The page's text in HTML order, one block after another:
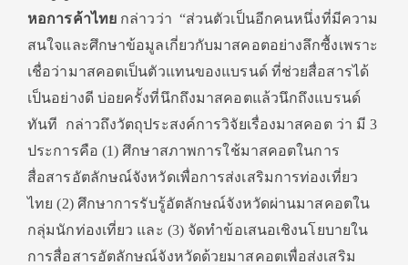
หอการค้าไทย กล่าวว่า “ส่วนตัวเป็นอีกคนหนึ่งที่มีความ
สนใจและศึกษาข้อมูลเกี่ยวกับมาสคอตอย่างลึกซื้งเพราะ
เชื่อว่ามาสคอตเป็นตัวแทนของแบรนด์ ที่ช่วยสื่อสารได้
เป็นอย่างดี บ่อยครั้งที่นึกถึงมาสคอตแล้วนึกถึงแบรนด์
ทันที กล่าวถึงวัตถุประสงค์การวิจัยเรื่องมาสคอต ว่า มี 3
ประการคือ (1) ศึกษาสภาพการใช้มาสคอตในการ
สื่อสารอัตลักษณ์จังหวัดเพื่อการส่งเสริมการท่องเที่ยว
ไทย (2) ศึกษาการรับรู้อัตลักษณ์จังหวัดผ่านมาสคอตใน
กลุ่มนักท่องเที่ยว และ (3) จัดทำข้อเสนอเชิงนโยบายใน
การสื่อสารอัตลักษณ์จังหวัดด้วยมาสคอตเพื่อส่งเสริม